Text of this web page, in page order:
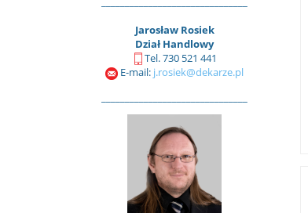
Jarosław Rosiek
Dział Handlowy
Tel. 730 521 441
E-mail: j.rosiek@dekarze.pl